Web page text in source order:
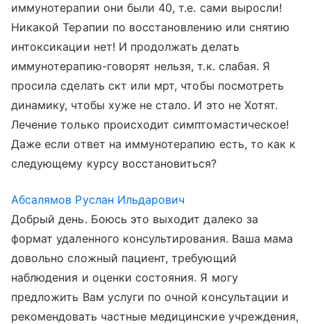
иммунотерапии они были 40, т.е. сами выросли!
Никакой Терапии по восстановлению или снятию
интоксикации нет! И продолжать делать
иммунотерапию-говорят нельзя, т.к. слабая. Я
просила сделать скт или мрт, чтобы посмотреть
динамику, чтобы хуже не стало. И это не Хотят.
Лечение только происходит симптомастическое!
Даже если ответ на иммунотерапию есть, то как к
следующему курсу восстановиться?
Абсалямов Руслан Ильдарович
Добрый день. Боюсь это выходит далеко за
формат удаленного консультирования. Ваша мама
довольно сложный пациент, требующий
наблюдения и оценки состояния. Я могу
предложить Вам услуги по очной консультации и
рекомендовать частные медицинские учреждения,